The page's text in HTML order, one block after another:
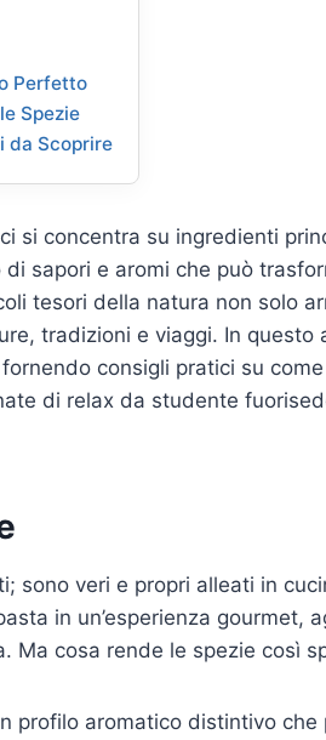
Perfetto
Spezie
da Scoprire
si concentra su ingredienti
di sapori e aromi che può
tesori della natura non solo
tradizioni e viaggi. In questo
consigli pratici su
di relax da studente
sono veri e propri alleati in
in un’esperienza gourmet,
Ma cosa rende le spezie così
profilo aromatico distintivo che